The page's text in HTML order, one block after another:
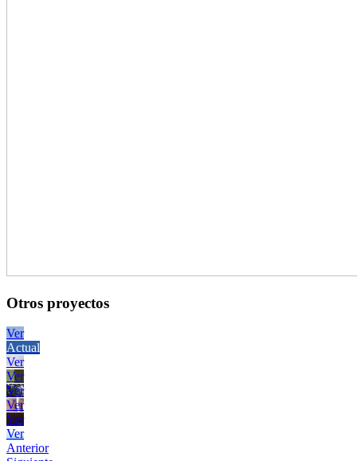
Otros proyectos
Ver
Actual
Ver
Ver
Ver
Ver
Ver
Ver
Anterior